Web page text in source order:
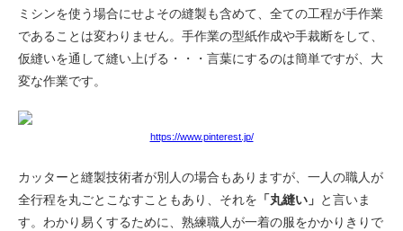
ミシンを使う場合にせよその縫製も含めて、全ての工程が手作業
であることは変わりません。手作業の型紙作成や手裁断をして、
仮縫いを通して縫い上げる・・・言葉にするのは簡単ですが、大
変な作業です。
https://www.pinterest.jp/
カッターと縫製技術者が別人の場合もありますが、一人の職人が
全行程を丸ごとこなすこともあり、それを 「丸縫い」 と言いま
す。わかり易くするために、熟練職人が一着の服をかかりきりで